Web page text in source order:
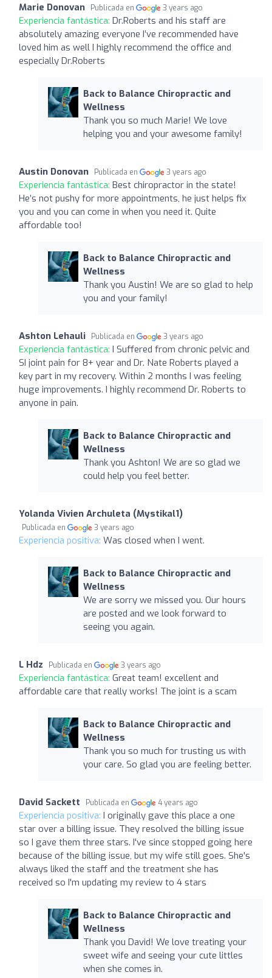
Marie Donovan Publicada en 3 years ago
Experiencia fantástica: Dr.Roberts and his staff are
absolutely amazing everyone I’ve recommended have
loved him as well I highly recommend the office and
especially Dr.Roberts
Back to Balance Chiropractic and
Wellness
Thank you so much Marie! We love
helping you and your awesome family!
Austin Donovan Publicada en 3 years ago
Experiencia fantástica: Best chiropractor in the state!
He’s not pushy for more appointments, he just helps fix
you and you can come in when you need it. Quite
affordable too!
Back to Balance Chiropractic and
Wellness
Thank you Austin! We are so glad to help
you and your family!
Ashton Lehauli Publicada en 3 years ago
Experiencia fantástica: I Suffered from chronic pelvic and
SI joint pain for 8+ year and Dr. Nate Roberts played a
key part in my recovery. Within 2 months I was feeling
huge improvements. I highly recommend Dr. Roberts to
anyone in pain.
Back to Balance Chiropractic and
Wellness
Thank you Ashton! We are so glad we
could help you feel better.
Yolanda Vivien Archuleta (Mystikal1)
Publicada en 3 years ago
Experiencia positiva: Was closed when I went.
Back to Balance Chiropractic and
Wellness
We are sorry we missed you. Our hours
are posted and we look forward to
seeing you again.
L Hdz Publicada en 3 years ago
Experiencia fantástica: Great team! excellent and
affordable care that really works! The joint is a scam
Back to Balance Chiropractic and
Wellness
Thank you so much for trusting us with
your care. So glad you are feeling better.
David Sackett Publicada en 4 years ago
Experiencia positiva: I originally gave this place a one
star over a billing issue. They resolved the billing issue
so I gave them three stars. I've since stopped going here
because of the billing issue, but my wife still goes. She's
always liked the staff and the treatment she has
received so I'm updating my review to 4 stars
Back to Balance Chiropractic and
Wellness
Thank you David! We love treating your
sweet wife and seeing your cute littles
when she comes in.